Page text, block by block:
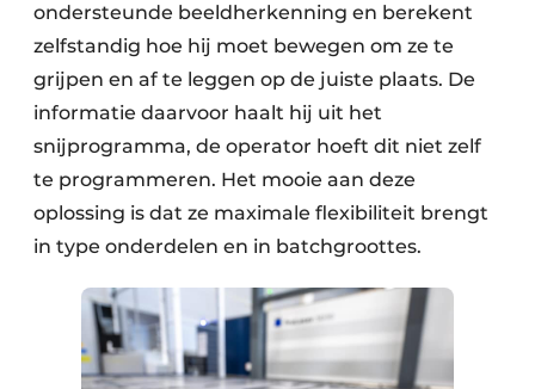
ondersteunde beeldherkenning en berekent
zelfstandig hoe hij moet bewegen om ze te
grijpen en af te leggen op de juiste plaats. De
informatie daarvoor haalt hij uit het
snijprogramma, de operator hoeft dit niet zelf
te programmeren. Het mooie aan deze
oplossing is dat ze maximale flexibiliteit brengt
in type onderdelen en in batchgroottes.